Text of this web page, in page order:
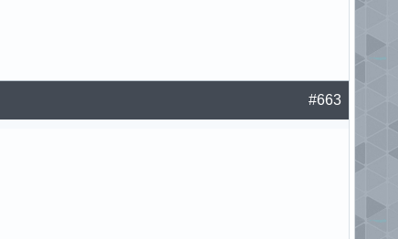
#663